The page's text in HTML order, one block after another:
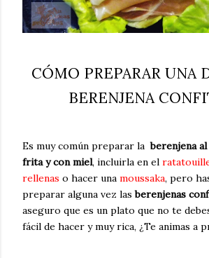
CÓMO PREPARAR UNA
BERENJENA
Es muy común preparar laberenjena
frita y con miel, incluirla en el
rellenas o hacer una moussaka, pero
preparar alguna vez lasberenjenas
aseguro que es un plato que no te
fácil de hacer y muy rica, ¿Te animas a